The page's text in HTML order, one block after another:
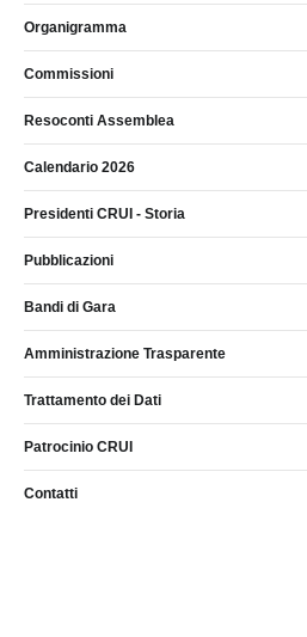
Organigramma
Commissioni
Resoconti Assemblea
Calendario 2026
Presidenti CRUI - Storia
Pubblicazioni
Bandi di Gara
Amministrazione Trasparente
Trattamento dei Dati
Patrocinio CRUI
Contatti